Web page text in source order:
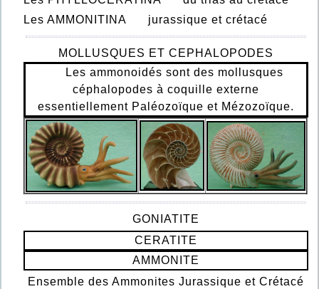
Les AMMONITINA jurassique et crétacé
MOLLUSQUES ET CEPHALOPODES
Les ammonoidés sont des mollusques
céphalopodes à coquille externe
essentiellement Paléozoïque et Mézozoïque.
GONIATITE
CERATITE
AMMONITE
Ensemble des Ammonites Jurassique et Crétacé